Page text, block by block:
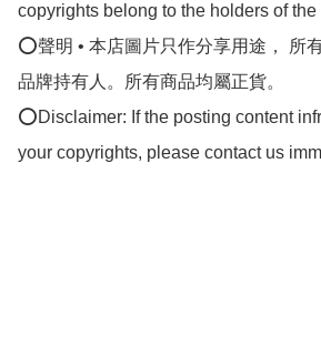
copyrights belong to the holders of
⭕聲明 • 本店圖片只作分享用途， 所
品牌持有人。所有商品均屬正貨。
⭕Disclaimer: If the posting content
your copyrights, please contact us